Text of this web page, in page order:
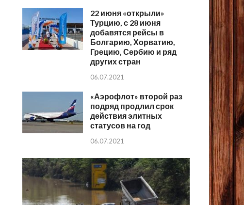
22 июня «открыли»
Турцию, с 28 июня
добавятся рейсы в
Болгарию, Хорватию,
Грецию, Сербию и ряд
других стран
06.07.2021
«Аэрофлот» второй раз
подряд продлил срок
действия элитных
статусов на год
06.07.2021